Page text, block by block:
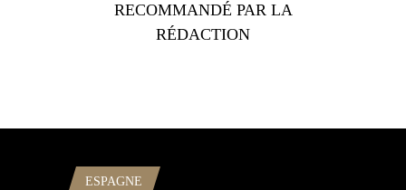
RECOMMANDÉ PAR LA
RÉDACTION
ESPAGNE